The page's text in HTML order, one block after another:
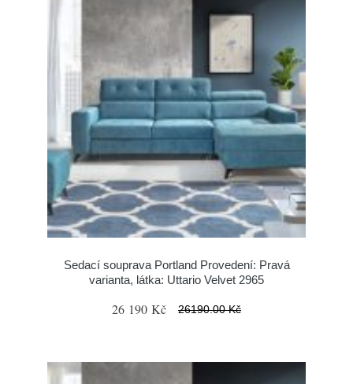
Sedací souprava Portland Provedení: Pravá
varianta, látka: Uttario Velvet 2965
26 190 Kč 26190.00 Kč